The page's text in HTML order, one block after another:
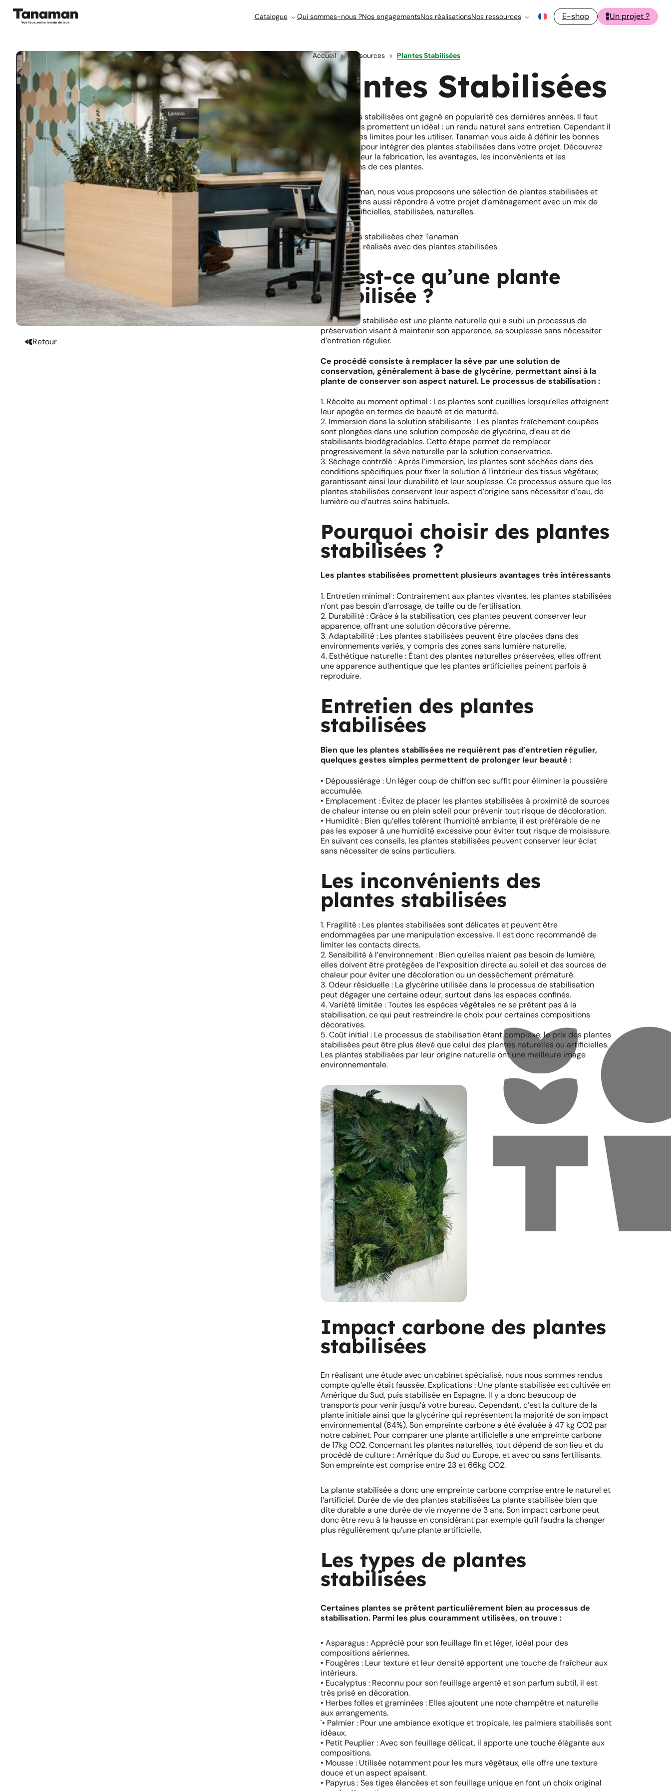
Catalogue Qui sommes-nous ?Nos engagementsNos réalisationsNos ressources E-shop Un projet ?
Retour
Accueil Ressources Plantes Stabilisées
Plantes Stabilisées
Les plantes stabilisées ont gagné en popularité ces dernières années. Il faut
dire qu’elles promettent un idéal : un rendu naturel sans entretien. Cependant il
y a quelques limites pour les utiliser. Tanaman vous aide à définir les bonnes
conditions pour intégrer des plantes stabilisées dans votre projet. Découvrez
en profondeur la fabrication, les avantages, les inconvénients et les
applications de ces plantes.
Chez Tanaman, nous vous proposons une sélection de plantes stabilisées et
nous pouvons aussi répondre à votre projet d’aménagement avec un mix de
plantes artificielles, stabilisées, naturelles.
Les plantes stabilisées chez Tanaman
Les projets réalisés avec des plantes stabilisées
Qu’est-ce qu’une plante
stabilisée ?
Une plante stabilisée est une plante naturelle qui a subi un processus de
préservation visant à maintenir son apparence, sa souplesse sans nécessiter
d’entretien régulier.
Ce procédé consiste à remplacer la sève par une solution de
conservation, généralement à base de glycérine, permettant ainsi à la
plante de conserver son aspect naturel. Le processus de stabilisation :
1. Récolte au moment optimal : Les plantes sont cueillies lorsqu’elles atteignent
leur apogée en termes de beauté et de maturité.
2. Immersion dans la solution stabilisante : Les plantes fraîchement coupées
sont plongées dans une solution composée de glycérine, d’eau et de
stabilisants biodégradables. Cette étape permet de remplacer
progressivement la sève naturelle par la solution conservatrice.
3. Séchage contrôlé : Après l’immersion, les plantes sont séchées dans des
conditions spécifiques pour fixer la solution à l’intérieur des tissus végétaux,
garantissant ainsi leur durabilité et leur souplesse. Ce processus assure que les
plantes stabilisées conservent leur aspect d’origine sans nécessiter d’eau, de
lumière ou d’autres soins habituels.
Pourquoi choisir des plantes
stabilisées ?
Les plantes stabilisées promettent plusieurs avantages très intéressants
1. Entretien minimal : Contrairement aux plantes vivantes, les plantes stabilisées
n’ont pas besoin d’arrosage, de taille ou de fertilisation.
2. Durabilité : Grâce à la stabilisation, ces plantes peuvent conserver leur
apparence, offrant une solution décorative pérenne.
3. Adaptabilité : Les plantes stabilisées peuvent être placées dans des
environnements variés, y compris des zones sans lumière naturelle.
4. Esthétique naturelle : Étant des plantes naturelles préservées, elles offrent
une apparence authentique que les plantes artificielles peinent parfois à
reproduire.
Entretien des plantes
stabilisées
Bien que les plantes stabilisées ne requièrent pas d’entretien régulier,
quelques gestes simples permettent de prolonger leur beauté :
• Dépoussiérage : Un léger coup de chiffon sec suffit pour éliminer la poussière
accumulée.
• Emplacement : Évitez de placer les plantes stabilisées à proximité de sources
de chaleur intense ou en plein soleil pour prévenir tout risque de décoloration.
• Humidité : Bien qu’elles tolèrent l’humidité ambiante, il est préférable de ne
pas les exposer à une humidité excessive pour éviter tout risque de moisissure.
En suivant ces conseils, les plantes stabilisées peuvent conserver leur éclat
sans nécessiter de soins particuliers.
Les inconvénients des
plantes stabilisées
1. Fragilité : Les plantes stabilisées sont délicates et peuvent être
endommagées par une manipulation excessive. Il est donc recommandé de
limiter les contacts directs.
2. Sensibilité à l’environnement : Bien qu’elles n’aient pas besoin de lumière,
elles doivent être protégées de l’exposition directe au soleil et des sources de
chaleur pour éviter une décoloration ou un dessèchement prématuré.
3. Odeur résiduelle : La glycérine utilisée dans le processus de stabilisation
peut dégager une certaine odeur, surtout dans les espaces confinés.
4. Variété limitée : Toutes les espèces végétales ne se prêtent pas à la
stabilisation, ce qui peut restreindre le choix pour certaines compositions
décoratives.
5. Coût initial : Le processus de stabilisation étant complexe, le prix des plantes
stabilisées peut être plus élevé que celui des plantes naturelles ou artificielles.
Les plantes stabilisées par leur origine naturelle ont une meilleure image
environnementale.
Impact carbone des plantes
stabilisées
En réalisant une étude avec un cabinet spécialisé, nous nous sommes rendus
compte qu’elle était faussée. Explications : Une plante stabilisée est cultivée en
Amérique du Sud, puis stabilisée en Espagne. Il y a donc beaucoup de
transports pour venir jusqu’à votre bureau. Cependant, c’est la culture de la
plante initiale ainsi que la glycérine qui représentent la majorité de son impact
environnemental (84%). Son empreinte carbone a été évaluée à 47 kg CO2 par
notre cabinet. Pour comparer une plante artificielle a une empreinte carbone
de 17kg CO2. Concernant les plantes naturelles, tout dépend de son lieu et du
procédé de culture : Amérique du Sud ou Europe, et avec ou sans fertilisants.
Son empreinte est comprise entre 23 et 66kg CO2.
La plante stabilisée a donc une empreinte carbone comprise entre le naturel et
l’artificiel. Durée de vie des plantes stabilisées La plante stabilisée bien que
dite durable a une durée de vie moyenne de 3 ans. Son impact carbone peut
donc être revu à la hausse en considérant par exemple qu’il faudra la changer
plus régulièrement qu’une plante artificielle.
Les types de plantes
stabilisées
Certaines plantes se prêtent particulièrement bien au processus de
stabilisation. Parmi les plus couramment utilisées, on trouve :
• Asparagus : Apprécié pour son feuillage fin et léger, idéal pour des
compositions aériennes.
• Fougères : Leur texture et leur densité apportent une touche de fraîcheur aux
intérieurs.
• Eucalyptus : Reconnu pour son feuillage argenté et son parfum subtil, il est
très prisé en décoration.
• Herbes folles et graminées : Elles ajoutent une note champêtre et naturelle
aux arrangements.
`• Palmier : Pour une ambiance exotique et tropicale, les palmiers stabilisés sont
idéaux.
• Petit Peuplier : Avec son feuillage délicat, il apporte une touche élégante aux
compositions.
• Mousse : Utilisée notamment pour les murs végétaux, elle offre une texture
douce et un aspect apaisant.
• Papyrus : Ses tiges élancées et son feuillage unique en font un choix original